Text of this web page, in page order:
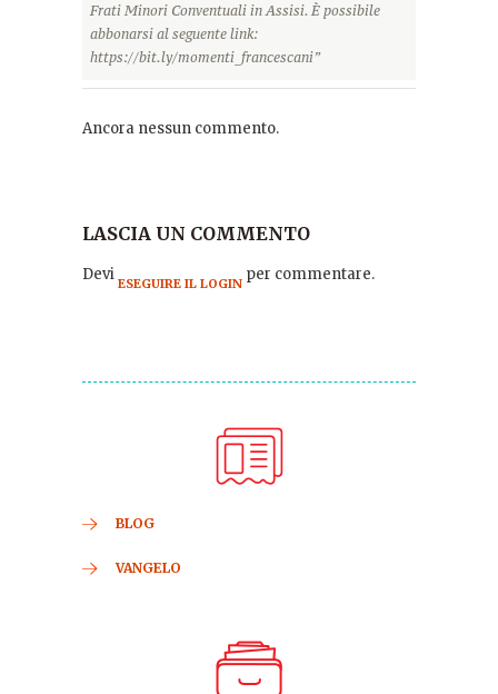
Frati Minori Conventuali in Assisi. È possibile
abbonarsi al seguente link:
https://bit.ly/momenti_francescani”
Ancora nessun commento.
LASCIA UN COMMENTO
Devi ESEGUIRE IL LOGIN per commentare.
BLOG
VANGELO